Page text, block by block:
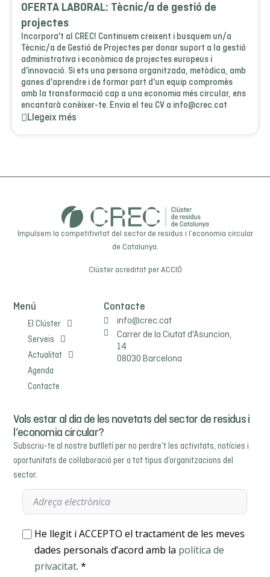
OFERTA LABORAL: Tècnic/a de gestió de
projectes
Incorpora't al CREC! Continuem creixent i busquem un/a
Tècnic/a de Gestió de Projectes per donar suport a la gestió
administrativa i econòmica de projectes europeus i
d'innovació. Si ets una persona organitzada, metòdica, amb
ganes d'aprendre i de formar part d'un equip compromès
amb la transformació cap a una economia més circular, ens
encantarà conèixer-te. Envia el teu CV a info@crec.cat
Llegeix més
Impulsem la competitivitat del sector de residus i l’economia circular
de Catalunya.
Clúster acreditat perACCIÓ
Menú
El Clúster
Serveis
Actualitat
Agenda
Contacte
Contacte
info@crec.cat
Carrer de la Ciutat d'Asuncion,
14
08030 Barcelona
Vols estar al dia de les novetats del sector de residus i
l’economia circular?
Subscriu-te al nostre butlletí per no perdre’t les activitats, notícies i
oportunitats de col·laboració per a tot tipus d’organitzacions del
sector.